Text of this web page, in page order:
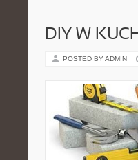
DIY W
POSTED BY ADMIN